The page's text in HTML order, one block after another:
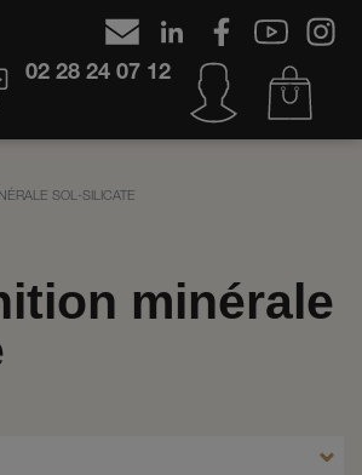
02 28 24 07 12
SOL-SILICATE
minérale